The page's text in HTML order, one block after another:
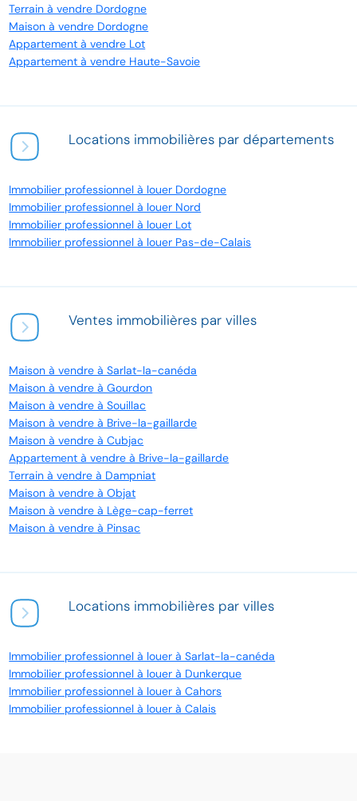
Terrain à vendre Dordogne
Maison à vendre Dordogne
Appartement à vendre Lot
Appartement à vendre Haute-Savoie
Locations immobilières par départements
Immobilier professionnel à louer Dordogne
Immobilier professionnel à louer Nord
Immobilier professionnel à louer Lot
Immobilier professionnel à louer Pas-de-Calais
Ventes immobilières par villes
Maison à vendre à Sarlat-la-canéda
Maison à vendre à Gourdon
Maison à vendre à Souillac
Maison à vendre à Brive-la-gaillarde
Maison à vendre à Cubjac
Appartement à vendre à Brive-la-gaillarde
Terrain à vendre à Dampniat
Maison à vendre à Objat
Maison à vendre à Lège-cap-ferret
Maison à vendre à Pinsac
Locations immobilières par villes
Immobilier professionnel à louer à Sarlat-la-canéda
Immobilier professionnel à louer à Dunkerque
Immobilier professionnel à louer à Cahors
Immobilier professionnel à louer à Calais